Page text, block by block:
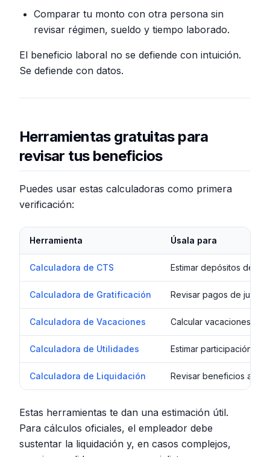
Comparar tu monto con otra persona sin
revisar régimen, sueldo y tiempo laborado.
El beneficio laboral no se defiende con intuición.
Se defiende con datos.
Herramientas gratuitas para
revisar tus beneficios
Puedes usar estas calculadoras como primera
verificación:
Herramienta Úsala para
Calculadora de CTS Estimar depósitos de
Calculadora de Gratificación Revisar pagos de julio y
Calculadora de Vacaciones Calcular vacaciones
Calculadora de Utilidades Estimar participación en
Calculadora de Liquidación Revisar beneficios al
Estas herramientas te dan una estimación útil.
Para cálculos oficiales, el empleador debe
sustentar la liquidación y, en casos complejos,